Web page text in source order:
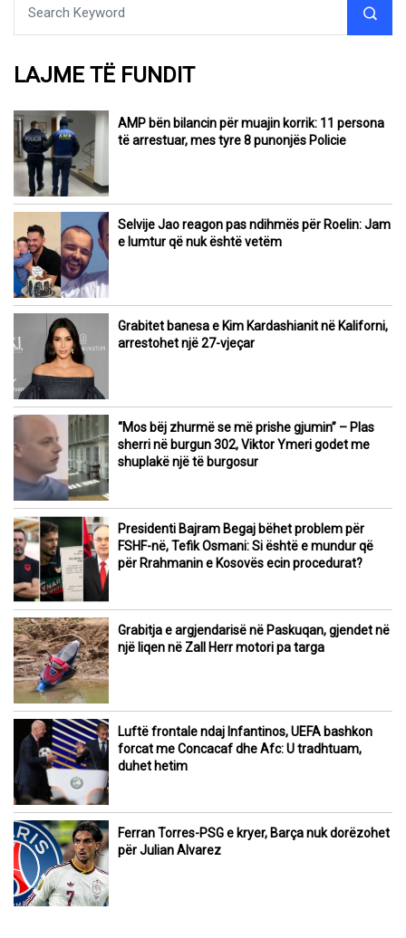
LAJME TË FUNDIT
AMP bën bilancin për muajin korrik: 11 persona
të arrestuar, mes tyre 8 punonjës Policie
Selvije Jao reagon pas ndihmës për Roelin: Jam
e lumtur që nuk është vetëm
Grabitet banesa e Kim Kardashianit në Kaliforni,
arrestohet një 27-vjeçar
“Mos bëj zhurmë se më prishe gjumin” – Plas
sherri në burgun 302, Viktor Ymeri godet me
shuplakë një të burgosur
Presidenti Bajram Begaj bëhet problem për
FSHF-në, Tefik Osmani: Si është e mundur që
për Rrahmanin e Kosovës ecin procedurat?
Grabitja e argjendarisë në Paskuqan, gjendet në
një liqen në Zall Herr motori pa targa
Luftë frontale ndaj Infantinos, UEFA bashkon
forcat me Concacaf dhe Afc: U tradhtuam,
duhet hetim
Ferran Torres-PSG e kryer, Barça nuk dorëzohet
për Julian Alvarez